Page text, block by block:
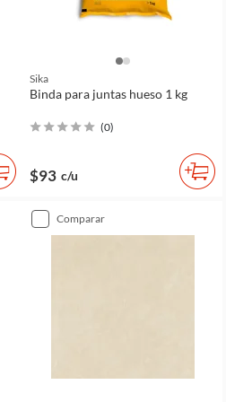
Sika
Binda para juntas hueso 1 kg
(0)
$93 c/u
comparar